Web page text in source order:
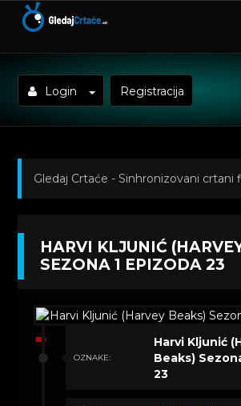
Login Registracija
Gledaj Crtaće - Sinhronizovani crtani
»Kratkometrazni crtani filmovi »
HARVI KLJUNIĆ
SEZONA 1 EPIZODA 23
OZNAKE:
Harvi Kljunić
Beaks)
23